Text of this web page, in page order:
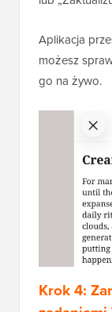
Aplikacja
możesz
go na żywo.
Krok 4: